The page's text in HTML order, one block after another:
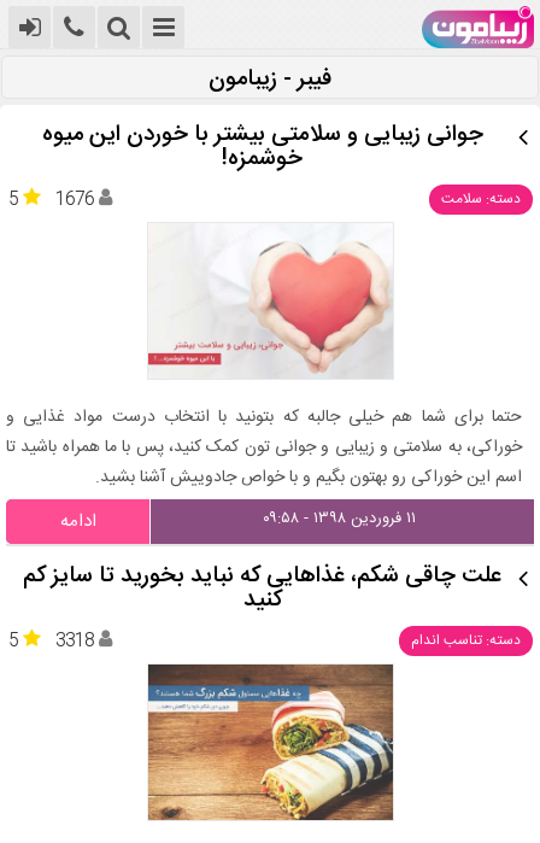
فیبر - زیبامون
جوانی زیبایی و سلامتی بیشتر با خوردن این میوه
خوشمزه!
دسته: سلامت 5 1676
حتما برای شما هم خیلی جالبه که بتونید با انتخاب درست مواد غذایی و
خوراکی، به سلامتی و زیبایی و جوانی تون کمک کنید، پس با ما همراه باشید تا
اسم این خوراکی رو بهتون بگیم و با خواص جادوییش آشنا بشید.
۱۱ فروردین ۱۳۹۸ - ۰۹:۵۸ ادامه
علت چاقی شکم، غذاهایی که نباید بخورید تا سایز کم
کنید
دسته: تناسب اندام 5 3318